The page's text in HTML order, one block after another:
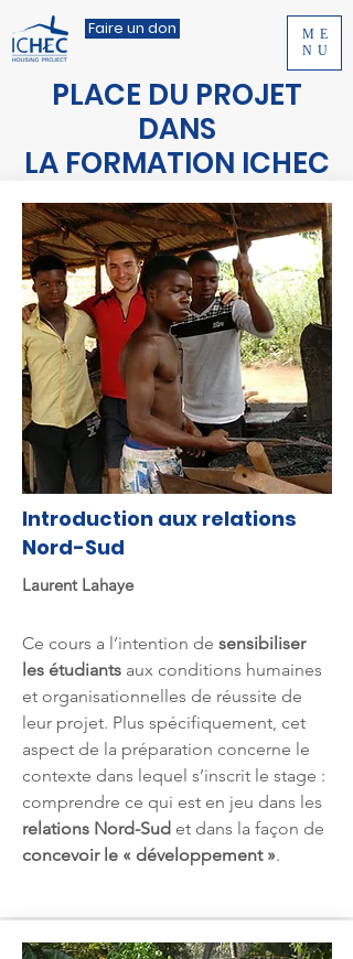
Faire un don
ME
NU
PLACE DU PROJET
DANS
LA FORMATION ICHEC
Introduction aux relations
Nord-Sud
Laurent Lahaye
Ce cours a l’intention de sensibiliser
les étudiants aux conditions humaines
et organisationnelles de réussite de
leur projet. Plus spécifiquement, cet
aspect de la préparation concerne le
contexte dans lequel s’inscrit le stage :
comprendre ce qui est en jeu dans les
relations Nord-Sud et dans la façon de
concevoir le « développement ».